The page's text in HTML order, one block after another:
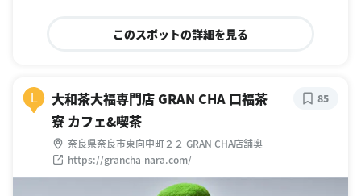
このスポットの詳細を見る
L
大和茶大福専門店 GRAN CHA 口福茶
寮 カフェ&喫茶
奈良県奈良市東向中町２２ GRAN CHA店舗奥
https://grancha-nara.com/
85